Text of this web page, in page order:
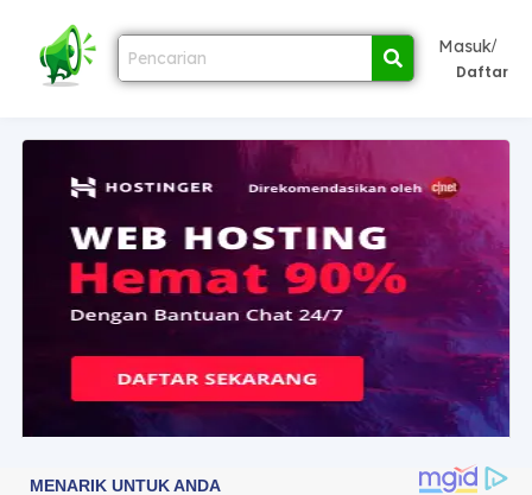
Masuk/
Daftar